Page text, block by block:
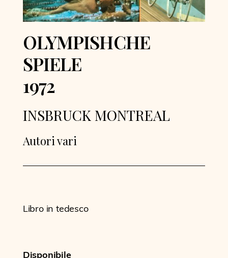
OLYMPISHCHE
SPIELE
1972
INSBRUCK MONTREAL
Autori vari
Libro in tedesco
Disponibile